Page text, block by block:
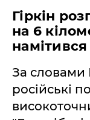
Гіркін
на 6
За словами
російські